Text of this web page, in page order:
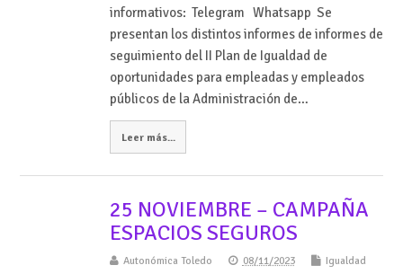
informativos: Telegram Whatsapp Se
presentan los distintos informes de informes de
seguimiento del II Plan de Igualdad de
oportunidades para empleadas y empleados
públicos de la Administración de…
Leer más...
25 NOVIEMBRE – CAMPAÑA
ESPACIOS SEGUROS
Autonómica Toledo 08/11/2023 Igualdad